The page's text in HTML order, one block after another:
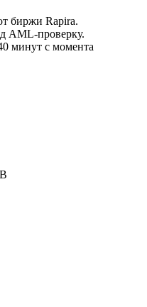
биржи Rapira.
AML-проверку.
минут с момента